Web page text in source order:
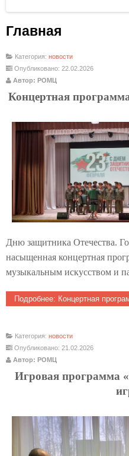
Главная
Категория: новости
Опубликовано: 22.02.2026
Автор: РОМЦ
Концертная
Дню защитника Отечества.
насыщенная концертная
музыкальным искусством и
Подробнее: Концертная
Категория: новости
Опубликовано: 21.02.2026
Автор: РОМЦ
Игровая программа